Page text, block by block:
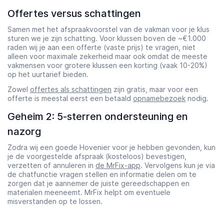
Offertes versus schattingen
Samen met het afspraakvoorstel van de vakman voor je klus
sturen we je zijn schatting. Voor klussen boven de ~€1.000
raden wij je aan een offerte (vaste prijs) te vragen, niet
alleen voor maximale zekerheid maar ook omdat de meeste
vakmensen voor grotere klussen een korting (vaak 10-20%)
op het uurtarief bieden.
Zowel offertes als schattingen zijn gratis, maar voor een
offerte is meestal eerst een betaald opnamebezoek nodig.
Geheim 2: 5-sterren ondersteuning en
nazorg
Zodra wij een goede Hovenier voor je hebben gevonden, kun
je de voorgestelde afspraak (kosteloos) bevestigen,
verzetten of annuleren in de MrFix-app. Vervolgens kun je via
de chatfunctie vragen stellen en informatie delen om te
zorgen dat je aannemer de juiste gereedschappen en
materialen meeneemt. MrFix helpt om eventuele
misverstanden op te lossen.